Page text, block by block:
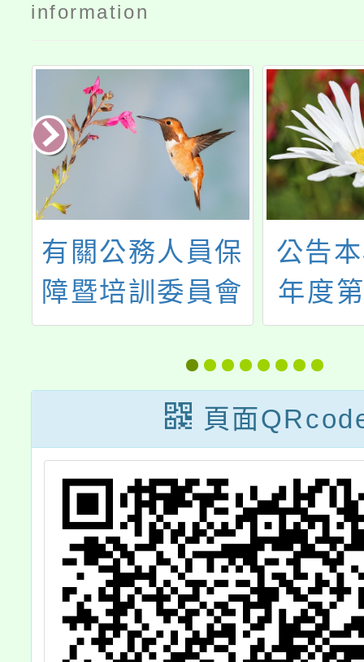
information
公告本校112學
年度第1學期第
15次代課教師甄
修訂
員陞
表，並
月1
頁面